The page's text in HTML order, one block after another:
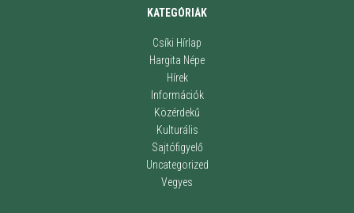
KATEGÓRIÁK
Csíki Hírlap
Hargita Népe
Hírek
Információk
Közérdekű
Kulturális
Sajtófigyelő
Uncategorized
Vegyes